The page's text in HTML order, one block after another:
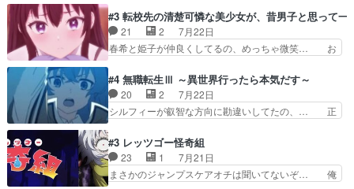
然にに求めていたのは頭の… 主人公含めどいつも
こいつもカラフルなだけ… 跡継ぎ候補多すぎるw
参加しなかった人気に…
2029年の科学文明について我々の世界… まず、
効果音がいい。私が思うに、銃撃戦が… いきなり
のハラハラ感。犯人をどんどん追い… 擬似記憶な
の本物なのか分からないと思う？… をバンダイチ
OVAならアリかな。ICT… 冒頭のアクションから
釘付けだった。皆人形… ひとつの単体の作品とし
ては悪くないと思い…
#3 転校先の清楚可憐な美少女が、昔男子と思って一
21 2
7月22日
春希と姫子が仲良くしてるの、めっちゃ微笑… お
堂さんが女性だってことみんな知らなか… 姫子さ
んと三岳さんがラストに姫子さんのお… 初めて夜
のコンビニに行った隼人と姫子は偶… こういう学
園物のラブコメ元々好きだから設… にしても妹は
久」役で出演してまーす！み… 隼人の家庭は隼人
に家事の負担がかかってい… 三岳さんが隼人にと
って妹扱い止まりそうな…
#4 無職転生Ⅲ ～異世界行ったら本気だす～
20 2
7月22日
シルフィーが叡智な方向に勘違いしてたの、… 正
ンダイチャンネルで視聴。リーリャさん… なんか
腹立つなぁルーデウスめ…これでエリ… トレント
は後に何らかの際に活躍するんやろ… アイシ
ャ、、、なんと末恐ろしい妹なんだ！… ルーデウ
#3 レッツゴー怪奇組
23 1
7月21日
まさかのジャンプスケアオチは聞いてないぞ… 俺